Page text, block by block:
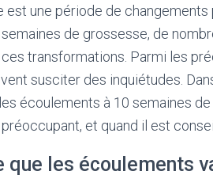
est une période de
de grossesse, de
transformations. Parmi les
susciter des inquiétudes.
écoulements à 10 semaines
et quand il est
que les écoulements